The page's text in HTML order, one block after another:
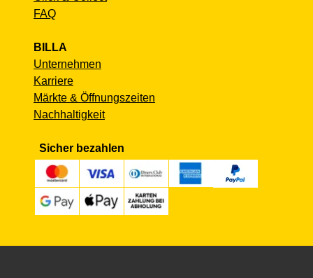
FAQ
BILLA
Unternehmen
Karriere
Märkte & Öffnungszeiten
Nachhaltigkeit
Sicher bezahlen